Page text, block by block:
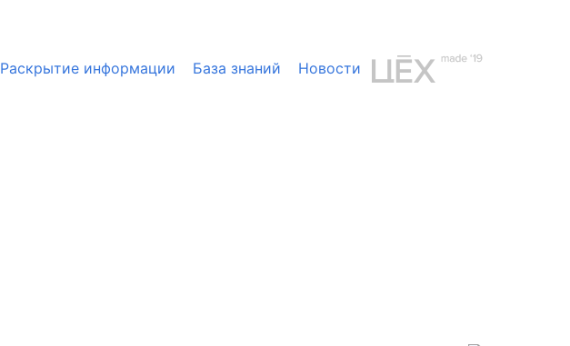
Раскрытие информации База знаний Новости